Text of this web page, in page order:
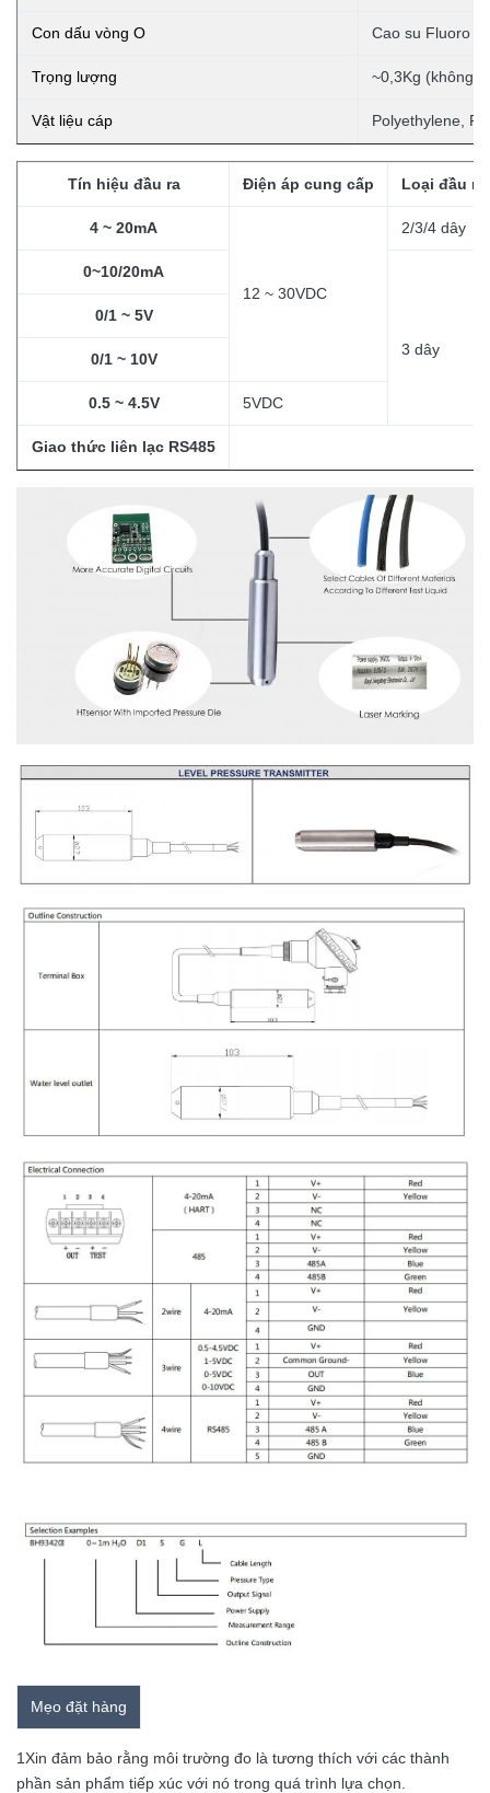
Con dấu vòng O Cao su Fluoro
Trọng lượng ~0,3Kg (không
Vật liệu cáp Polyethylene,
Tín hiệu đầu ra Điện áp cung cấp Loại đầu ra
4 ~ 20mA
12 ~ 30VDC
2/3/4 dây
0~10/20mA
3 dây
0/1 ~ 5V
0/1 ~ 10V
0.5 ~ 4.5V 5VDC
Giao thức liên lạc RS485
Mẹo đặt hàng
1Xin đảm bảo rằng môi trường đo là tương thích với các thành
phần sản phẩm tiếp xúc với nó trong quá trình lựa chọn.